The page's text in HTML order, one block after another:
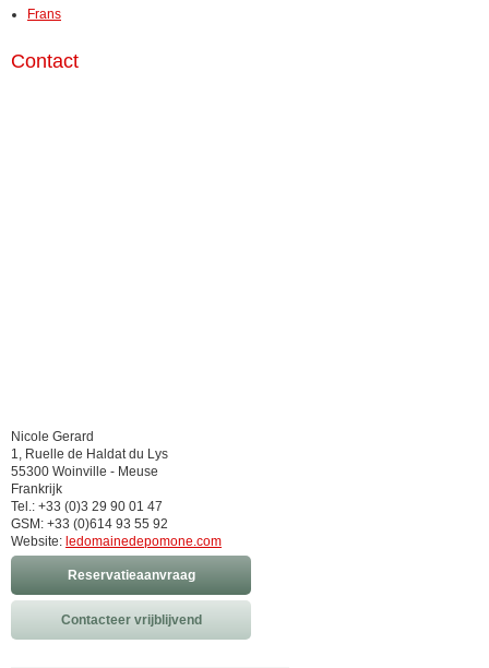
Frans
Contact
Nicole Gerard
1, Ruelle de Haldat du Lys
55300 Woinville - Meuse
Frankrijk
Tel.: +33 (0)3 29 90 01 47
GSM: +33 (0)614 93 55 92
Website: ledomainedepomone.com
Reservatieaanvraag
Contacteer vrijblijvend